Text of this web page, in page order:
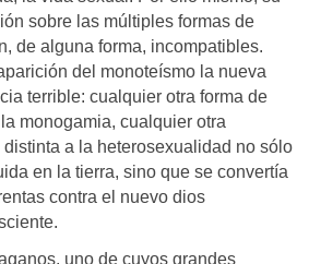
sobre las múltiples formas de
de alguna forma, incompatibles.
del monoteísmo la nueva
terrible: cualquier otra forma de
monogamia, cualquier otra
a la heterosexualidad no sólo
en la tierra, sino que se convertía
contra el nuevo dios
uno de cuyos grandes